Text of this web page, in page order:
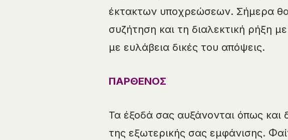
έκτακτων υποχρεώσεων. Σήμερα
συζήτηση και τη διαλεκτική ρήξη
με ευλάβεια δικές του απόψεις.
ΠΑΡΘΕΝΟΣ
Τα έξοδά σας αυξάνονται όπως και
της εξωτερικής σας εμφάνισης.